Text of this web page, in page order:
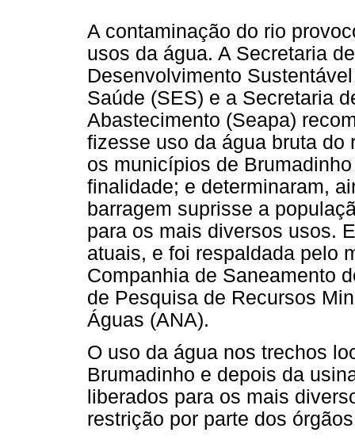
A contaminação do rio
usos da água. A Secretaria
Desenvolvimento
Saúde (SES) e a Secretaria
Abastecimento (Seapa)
fizesse uso da água bruta do
os municípios de
finalidade; e determinaram,
barragem suprisse a
para os mais diversos usos.
atuais, e foi respaldada pelo
Companhia de Saneamento
de Pesquisa de Recursos
Águas (ANA).
O uso da água nos trechos
Brumadinho e depois da
liberados para os mais
restrição por parte dos